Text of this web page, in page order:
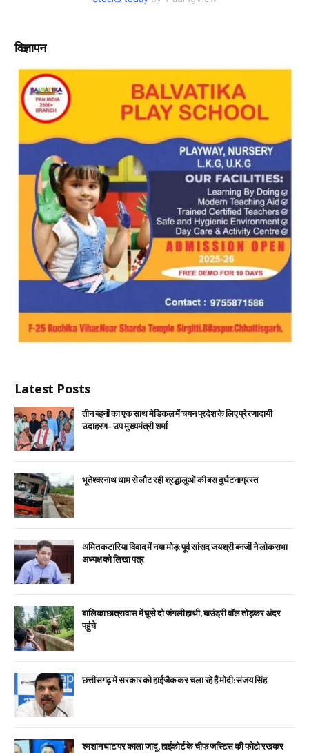
विज्ञापन
Latest Posts
तीन बहनों का एक साथ मेडिकल में चयन प्रदेश के लिए प्रेरणादायी
उदाहरण- उप मुख्यमंत्री शर्मा
भूतेश्वरनाथ धाम से लौट रही श्रद्धालुओं की बस दुर्घटनाग्रस्त
अमित कटारिया विवाद में नया मोड़: पूर्व सांसद जयश्री बनर्जी ने लोकसभा
अध्यक्ष को लिखा पत्र
बालिका छात्रावास में घुसे दो जंगली हाथी, बाउंड्री वॉल तोड़कर अंदर
पहुंचे
छत्तीसगढ़ में सरकार को हाईजैक कर चला रहे हैं मोदी: संजय सिंह
श्मशान घाट पर काला जादू, हाईकोर्ट के चीफ जस्टिस की फोटो रखकर